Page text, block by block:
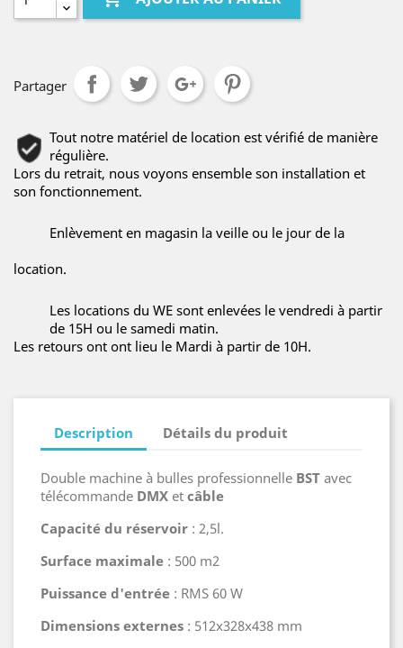
Partager
Tout notre matériel de location est vérifié de manière
régulière.
Lors du retrait, nous voyons ensemble son installation et
son fonctionnement.
Enlèvement en magasin la veille ou le jour de la
location.
Les locations du WE sont enlevées le vendredi à partir
de 15H ou le samedi matin.
Les retours ont ont lieu le Mardi à partir de 10H.
Description Détails du produit
Double machine à bulles professionnelle BST avec
télécommande DMX et câble
Capacité du réservoir : 2,5l.
Surface maximale : 500 m2
Puissance d'entrée : RMS 60 W
Dimensions externes : 512x328x438 mm